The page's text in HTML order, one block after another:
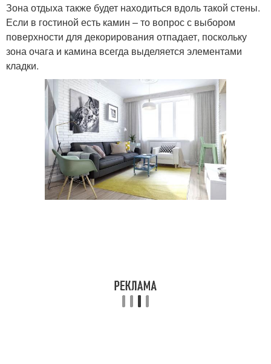
Зона отдыха также будет находиться вдоль такой стены.
Если в гостиной есть камин – то вопрос с выбором
поверхности для декорирования отпадает, поскольку
зона очага и камина всегда выделяется элементами
кладки.